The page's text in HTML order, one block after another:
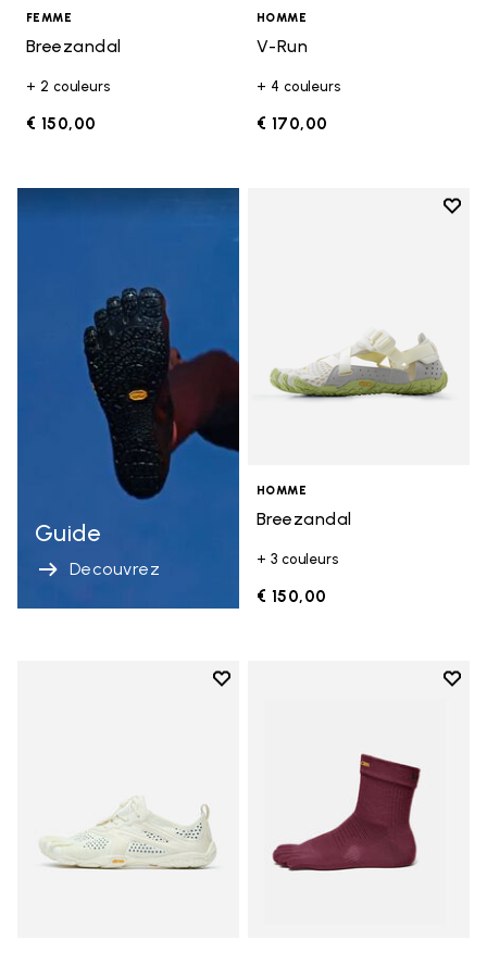
FEMME
Breezandal
+ 2 couleurs
€ 150,00
HOMME
V-Run
+ 4 couleurs
€ 170,00
Guide
Decouvrez
Add
HOMME
Breezandal
+ 3 couleurs
€ 150,00
Add to wishlist
Add